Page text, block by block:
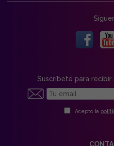
Suscríbete para
Acepto la